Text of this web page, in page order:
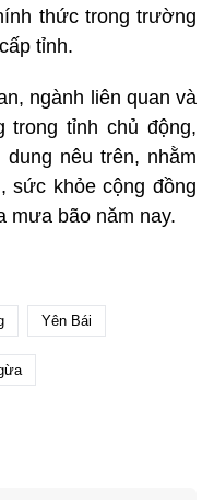
thức trong trường
tỉnh.
ngành liên quan và
trong tỉnh chủ động,
nêu trên, nhằm
sức khỏe cộng đồng
mưa bão năm nay.
Yên Bái